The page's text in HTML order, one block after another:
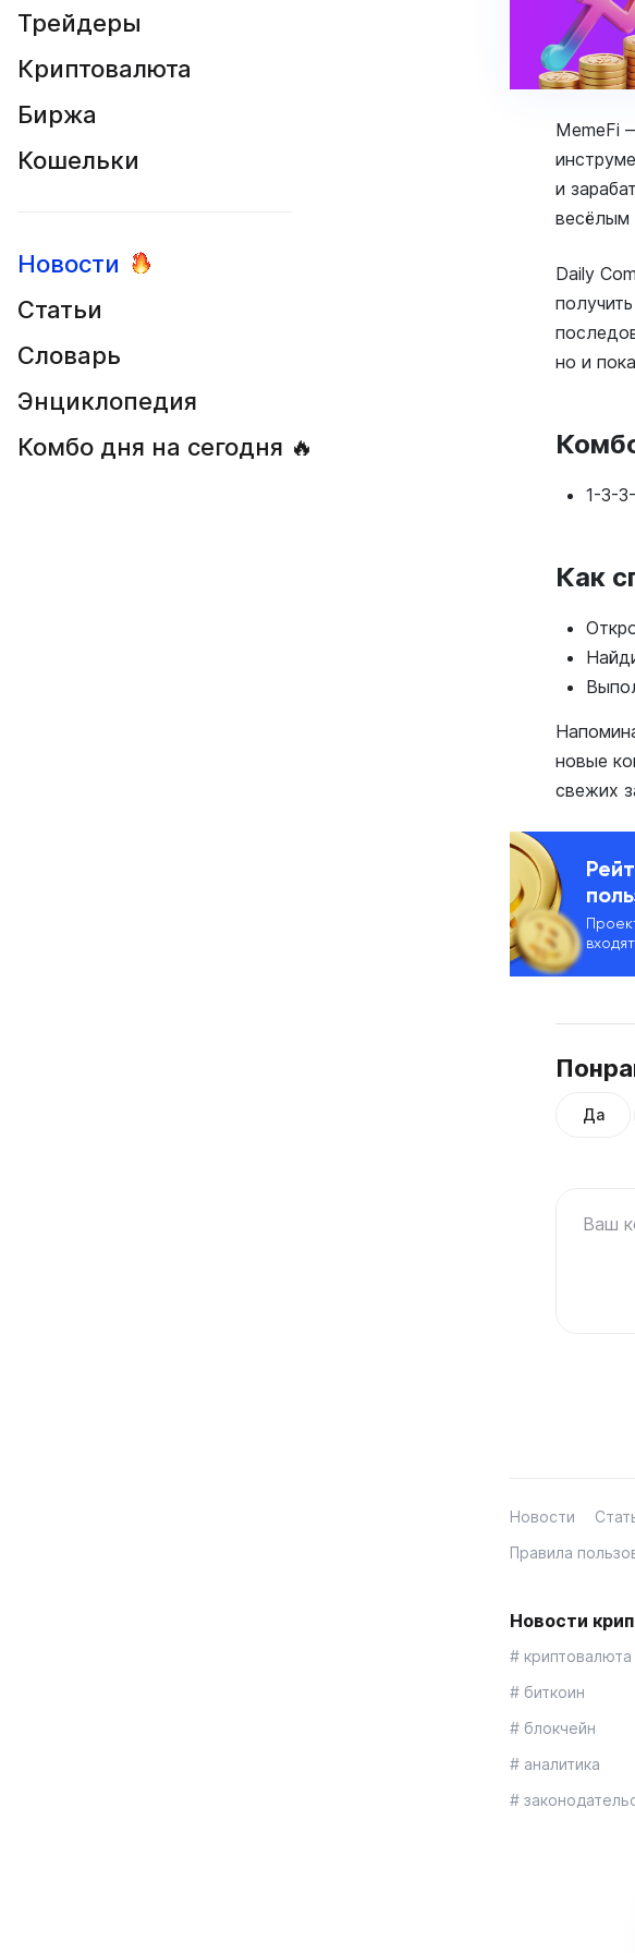
Трейдеры
Криптовалюта
Биржа
Кошельки
Новости
Статьи
Словарь
Энциклопедия
Комбо дня на сегодня 🔥
MemeFi
и
весёлым
Daily
но и
1-3-
Как
новые
свежих
Да
Ваш
Новости
Правила
Новости
# криптовалюта
# биткоин
# блокчейн
# аналитика
#